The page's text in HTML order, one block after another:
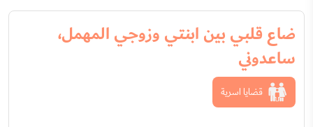
ضاع قلبي بين ابنتي وزوجي المهمل،
ساعدوني
قضايا اسرية